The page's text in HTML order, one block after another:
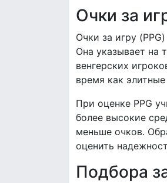
Очки за
Очки за игру
Она указывает на
венгерских
время как
При оценке PPG
более высокие
меньше очков.
оценить
Подбора